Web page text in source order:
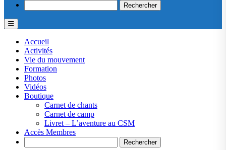
Accueil
Activités
Vie du mouvement
Formation
Photos
Vidéos
Boutique
Carnet de chants
Carnet de camp
Livret – L’aventure au CSM
Accès Membres